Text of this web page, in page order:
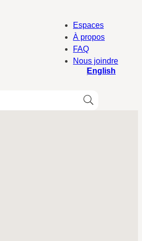
Espaces
À propos
FAQ
Nous joindre
English